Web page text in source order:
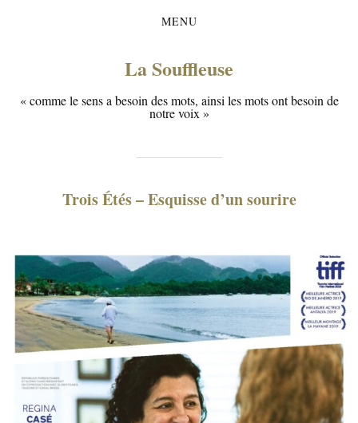
MENU
La Souffleuse
« comme le sens a besoin des mots, ainsi les mots ont besoin de
notre voix »
Trois Étés – Esquisse d’un sourire